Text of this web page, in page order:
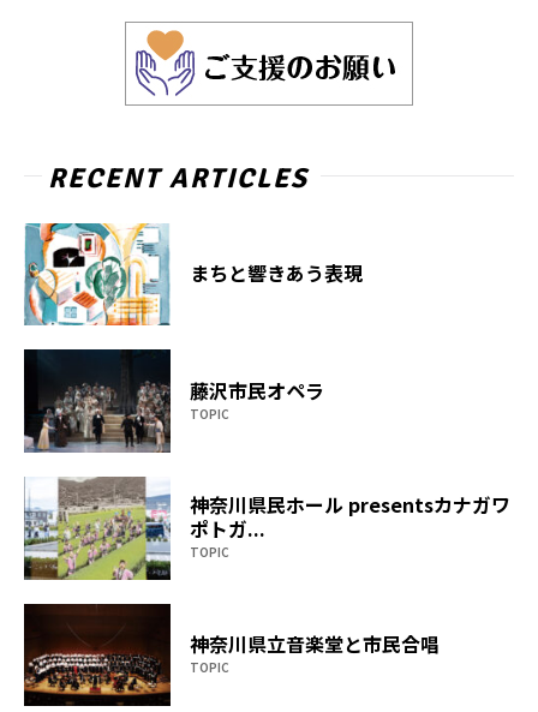
RECENT ARTICLES
まちと響きあう表現
藤沢市民オペラ
TOPIC
神奈川県民ホール presentsカナガワ
ポトガ...
TOPIC
神奈川県立音楽堂と市民合唱
TOPIC